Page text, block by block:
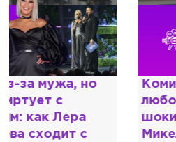
Комиссар Каттани и
любовь к русской душе:
шокирующая исповедь
Микеле Плачидо